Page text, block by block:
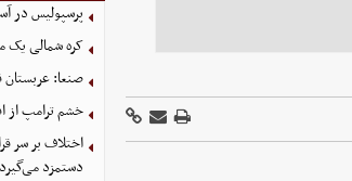
پرسپولیس در آستانه
کره شمالی یک
صنعا: عربستان
خشم ترامپ از
اختلاف بر سر
دستمزد می‌گیرد